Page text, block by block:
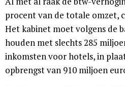
procent van de totale omzet,
Het kabinet moet volgens de
houden met slechts 285
inkomsten voor hotels, in
opbrengst van 910 miljoen